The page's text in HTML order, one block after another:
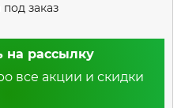
заказ
на рассылку
все акции и скидки